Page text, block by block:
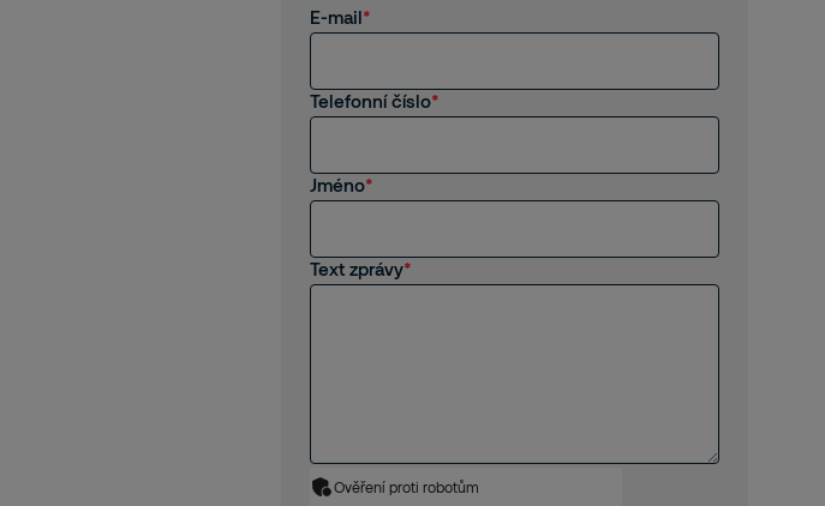
E-mail
Telefonní číslo
Jméno
Text zprávy
Ověření proti robotům